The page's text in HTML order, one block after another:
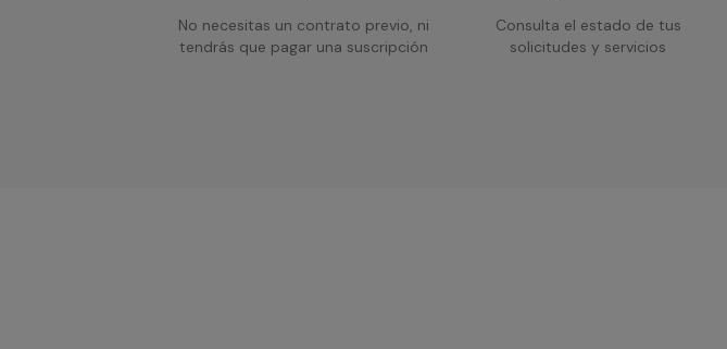
No necesitas un contrato previo, ni
tendrás que pagar una suscripción
Consulta el estado de tus
solicitudes y servicios